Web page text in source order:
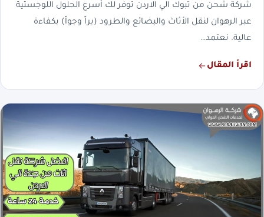
شركة شحن من تبوك الي الاردن توفر لك أسرع الحلول اللوجستية
عبر الرهوان لنقل الأثاث والبضائع والطرود (براً وجواً) بكفاءة
عالية. نعتمد…
اقرأ المقال